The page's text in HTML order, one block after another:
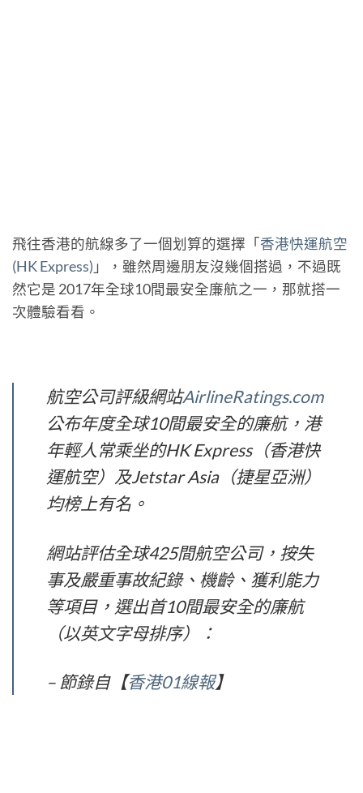
飛往香港的航線多了一個划算的選擇「香港快運航空
(HK Express) 」，雖然周邊朋友沒幾個搭過，不過既
然它是 2017年全球10間最安全廉航之一，那就搭一
次體驗看看。
航空公司評級網站AirlineRatings.com
公布年度全球10間最安全的廉航，港
年輕人常乘坐的HK Express（香港快
運航空）及Jetstar Asia（捷星亞洲）
均榜上有名。
網站評估全球425間航空公司，按失
事及嚴重事故紀錄、機齡、獲利能力
等項目，選出首10間最安全的廉航
（以英文字母排序）：
– 節錄自【香港01線報】